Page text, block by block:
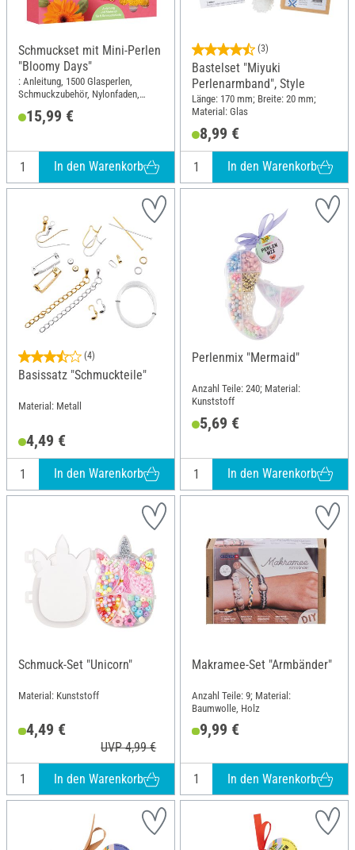
Schmuckset mit Mini-Perlen
"Bloomy Days"
: Anleitung, 1500 Glasperlen,
Schmuckzubehör, Nylonfaden,
14 cm; Material: Glas, Metall,
15,99 €
In den Warenkorb
(3)
Bastelset "Miyuki
Perlenarmband", Style
Länge: 170 mm; Breite: 20 mm;
Material: Glas
8,99 €
In den Warenkorb
(4)
Basissatz "Schmuckteile"
Material: Metall
4,49 €
In den Warenkorb
Perlenmix "Mermaid"
Anzahl Teile: 240; Material:
Kunststoff
5,69 €
In den Warenkorb
Schmuck-Set "Unicorn"
Material: Kunststoff
4,49 €
UVP 4,99 €
In den Warenkorb
Makramee-Set "Armbänder"
Anzahl Teile: 9; Material:
Baumwolle, Holz
9,99 €
In den Warenkorb